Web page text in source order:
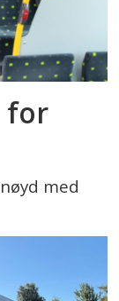
for
med